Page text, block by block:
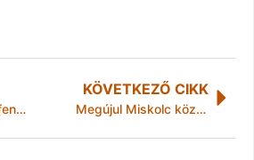
Saját otthonánál fenyegették a cigányok a Jobbik kerületi elnökét
KÖVETKEZŐ CIKK
Megújul Miskolc közösségi közlekedése